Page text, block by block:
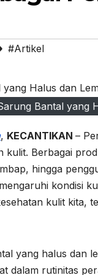
#Artikel
Bantal yang
, KECANTIKAN –
kulit. Berbagai
hingga
kondisi
kulit kita,
yang halus dan
dalam rutinitas